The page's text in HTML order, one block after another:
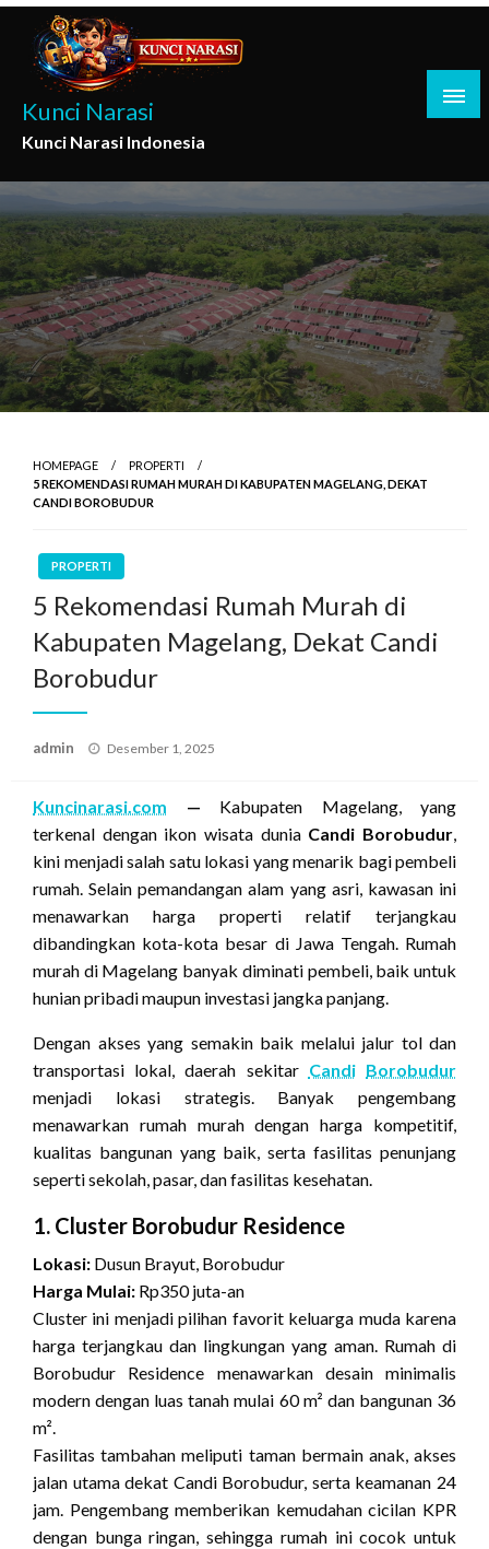
Skip
content
Kunci Narasi
Kunci Narasi Indonesia
HOMEPAGE
PROPERTI
5 REKOMENDASI RUMAH MURAH DI KABUPATEN MAGELANG, DEKAT
CANDI BOROBUDUR
PROPERTI
5 Rekomendasi Rumah Murah di
Kabupaten Magelang, Dekat Candi
Borobudur
admin
Posted
Desember 1, 2025
Kuncinarasi.com — Kabupaten Magelang, yang
terkenal dengan ikon wisata dunia Candi Borobudur,
kini menjadi salah satu lokasi yang menarik bagi pembeli
rumah. Selain pemandangan alam yang asri, kawasan ini
menawarkan harga properti relatif terjangkau
dibandingkan kota-kota besar di Jawa Tengah. Rumah
murah di Magelang banyak diminati pembeli, baik untuk
hunian pribadi maupun investasi jangka panjang.
Dengan akses yang semakin baik melalui jalur tol dan
transportasi lokal, daerah sekitar Candi Borobudur
menjadi lokasi strategis. Banyak pengembang
menawarkan rumah murah dengan harga kompetitif,
kualitas bangunan yang baik, serta fasilitas penunjang
seperti sekolah, pasar, dan fasilitas kesehatan.
1. Cluster Borobudur Residence
Lokasi: Dusun Brayut, Borobudur
Harga Mulai: Rp350 juta-an
Cluster ini menjadi pilihan favorit keluarga muda karena
harga terjangkau dan lingkungan yang aman. Rumah di
Borobudur Residence menawarkan desain minimalis
modern dengan luas tanah mulai 60 m² dan bangunan 36
m².
Fasilitas tambahan meliputi taman bermain anak, akses
jalan utama dekat Candi Borobudur, serta keamanan 24
jam. Pengembang memberikan kemudahan cicilan KPR
dengan bunga ringan, sehingga rumah ini cocok untuk